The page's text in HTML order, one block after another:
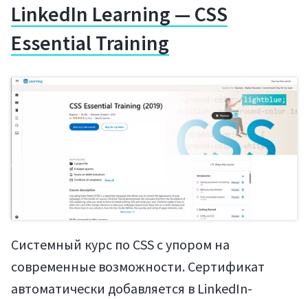
LinkedIn Learning — CSS
Essential Training
Системный курс по CSS с упором на
современные возможности. Сертификат
автоматически добавляется в LinkedIn-